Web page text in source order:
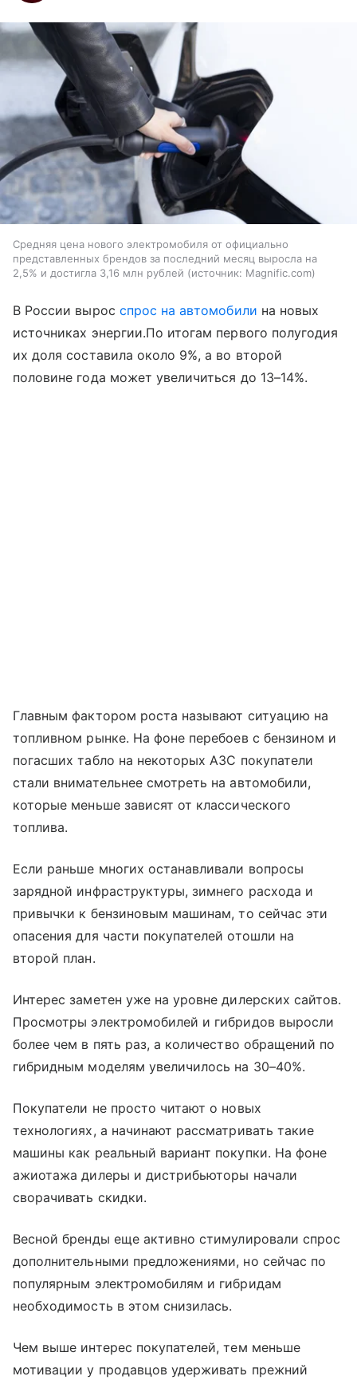
Средняя цена нового электромобиля от официально
представленных брендов за последний месяц выросла на
2,5% и достигла 3,16 млн рублей
источник: Magnific.com
В России вырос спрос на автомобили на новых
источниках энергии.По итогам первого полугодия
их доля составила около 9%, а во второй
половине года может увеличиться до 13–14%.
Главным фактором роста называют ситуацию на
топливном рынке. На фоне перебоев с бензином и
погасших табло на некоторых АЗС покупатели
стали внимательнее смотреть на автомобили,
которые меньше зависят от классического
топлива.
Если раньше многих останавливали вопросы
зарядной инфраструктуры, зимнего расхода и
привычки к бензиновым машинам, то сейчас эти
опасения для части покупателей отошли на
второй план.
Интерес заметен уже на уровне дилерских сайтов.
Просмотры электромобилей и гибридов выросли
более чем в пять раз, а количество обращений по
гибридным моделям увеличилось на 30–40%.
Покупатели не просто читают о новых
технологиях, а начинают рассматривать такие
машины как реальный вариант покупки. На фоне
ажиотажа дилеры и дистрибьюторы начали
сворачивать скидки.
Весной бренды еще активно стимулировали спрос
дополнительными предложениями, но сейчас по
популярным электромобилям и гибридам
необходимость в этом снизилась.
Чем выше интерес покупателей, тем меньше
мотивации у продавцов удерживать прежний